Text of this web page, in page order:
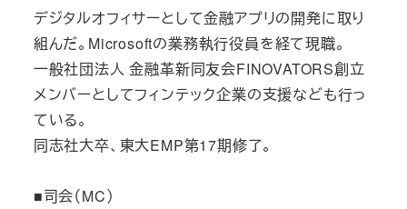
デジタルオフィサーとして金融アプリの開発に取り
組んだ。Microsoftの業務執行役員を経て現職。
一般社団法人 金融革新同友会FINOVATORS創立
メンバーとしてフィンテック企業の支援なども行っ
ている。
同志社大卒、東大EMP第17期修了。
■司会（MC）